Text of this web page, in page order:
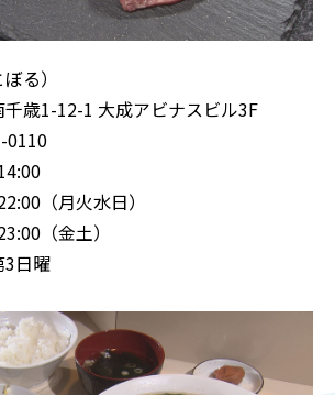
る）
千歳1-12-1 大成アビナスビル3F
0110
月火水日）
（金土）
3日曜